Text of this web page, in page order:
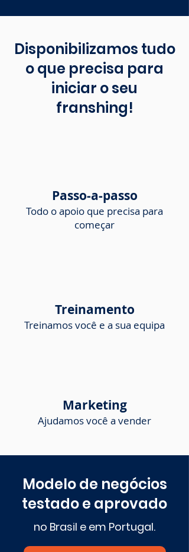
Disponibilizamos tudo
o que precisa para
iniciar o seu
franshing!
Passo-a-passo
Todo o apoio que precisa para
começar
Treinamento
Treinamos você e a sua equipa
Marketing
Ajudamos você a vender
Modelo de negócios
testado e aprovado
no Brasil e em Portugal.